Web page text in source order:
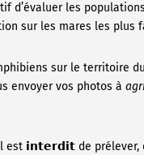
d’évaluer les
sur les mares les plus
sur le territoire
envoyer vos photos à
𝗶𝗻𝘁𝗲𝗿𝗱𝗶𝘁 de